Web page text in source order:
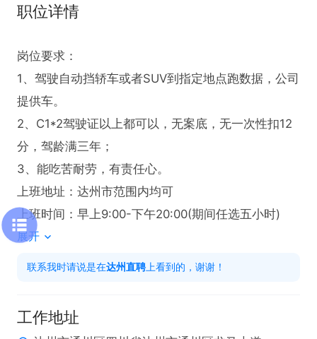
职位详情
岗位要求：
1、驾驶自动挡轿车或者SUV到指定地点跑数据，公司
提供车。
2、C1*2驾驶证以上都可以，无案底，无一次性扣12
分，驾龄满三年；
3、能吃苦耐劳，有责任心。
上班地址：达州市范围内均可
上班时间：早上9:00-下午20:00(期间任选五小时)
展开
联系我时请说是在达州直聘 上看到的，谢谢！
工作地址